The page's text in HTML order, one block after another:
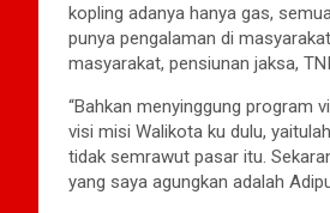
kopling adanya hanya gas,
punya pengalaman di
masyarakat, pensiunan jaksa,
“Bahkan menyinggung program
visi misi Walikota ku dulu,
tidak semrawut pasar itu.
yang saya agungkan adalah